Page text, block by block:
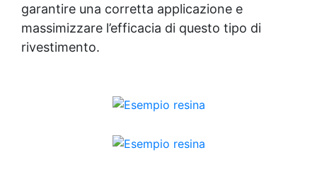
garantire una corretta applicazione e
massimizzare l’efficacia di questo tipo di
rivestimento.